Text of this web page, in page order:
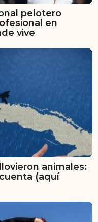
pelotero
en
vive
animales:
(aquí